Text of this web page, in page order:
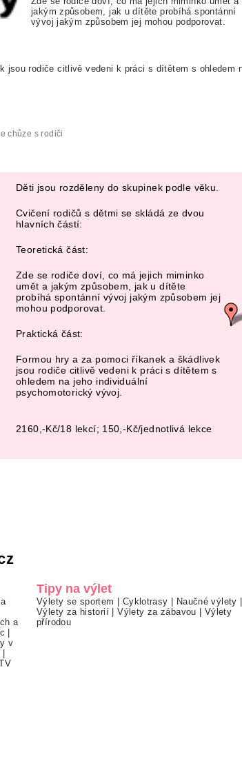
jakým způsobem, jak u dítěte probíhá spontánní
vývoj jakým způsobem jej mohou podporovat.
jsou rodiče citlivě vedeni k práci s dítětem s ohledem
chůze s rodiči
Děti jsou rozděleny do skupinek podle věku.
Cvičení rodičů s dětmi se skládá ze dvou
hlavních částí:
Teoretická část:
Zde se rodiče doví, co má jejich miminko
umět a jakým způsobem, jak u dítěte
probíhá spontánní vývoj jakým způsobem jej
mohou podporovat.
Praktická část:
Formou hry a za pomoci říkanek a škádlivek
jsou rodiče citlivě vedeni k práci s dítětem s
ohledem na jeho individuální
psychomotorický vývoj.
2160,-Kč/18 lekcí; 150,-Kč/jednotlivá lekce
a
|
v
|
Tipy na výlet
Výlety se sportem | Cyklotrasy | Naučné výlety |
Výlety za historií |Výlety za zábavou | Výlety
přírodou